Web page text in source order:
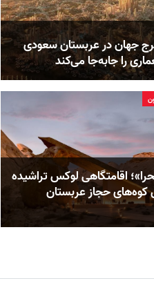
جهان در عربستان سعودی
را جابه‌جا می‌کند
اقامتگاهی لوکس تراشیده
حجاز عربستان